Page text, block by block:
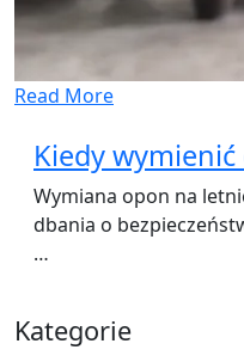
Read More
Kiedy
Wymiana opon na
dbania o
…
Kategorie